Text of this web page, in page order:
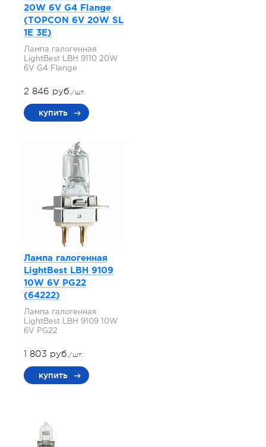
20W 6V G4 Flange
(TOPCON 6V 20W SL
1E 3E)
Лампа галогенная
LightBest LBH 9110 20W
6V G4 Flange
2 846 руб./шт.
купить
Лампа галогенная
LightBest LBH 9109
10W 6V PG22
(64222)
Лампа галогенная
LightBest LBH 9109 10W
6V PG22
1 803 руб./шт.
купить